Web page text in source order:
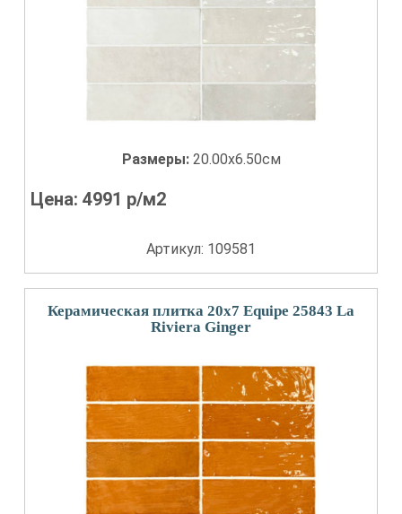
Размеры: 20.00x6.50см
Цена:4991 р/м2
Артикул: 109581
Керамическая плитка 20x7 Equipe 25843 La
Riviera Ginger